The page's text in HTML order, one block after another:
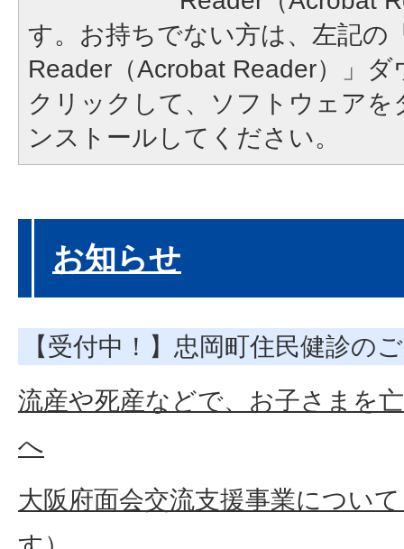
す。お持ちでない方は、左記の
Reader（Acrobat Reader）」
クリックして、ソフトウェア
ンストールしてください。
お知らせ
【受付中！】忠岡町住民健診の
流産や死産などで、お子さまを
へ
大阪府面会交流支援事業につい